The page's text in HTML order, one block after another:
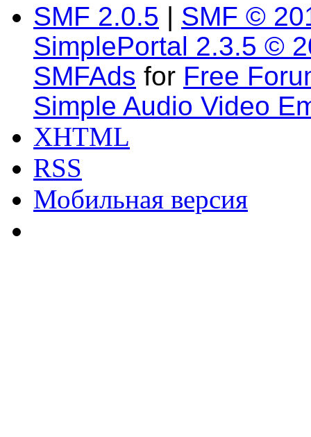
SMF 2.0.5 | SMF ©
SimplePortal 2.3.5 ©
SMFAds for Free
Simple Audio Video
XHTML
RSS
Мобильная версия